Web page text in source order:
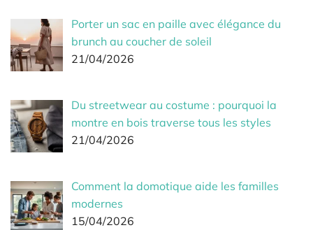
Porter un sac en paille avec élégance du
brunch au coucher de soleil
21/04/2026
Du streetwear au costume : pourquoi la
montre en bois traverse tous les styles
21/04/2026
Comment la domotique aide les familles
modernes
15/04/2026